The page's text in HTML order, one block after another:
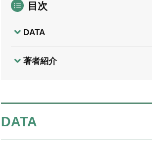
目次
DATA
著者紹介
DATA